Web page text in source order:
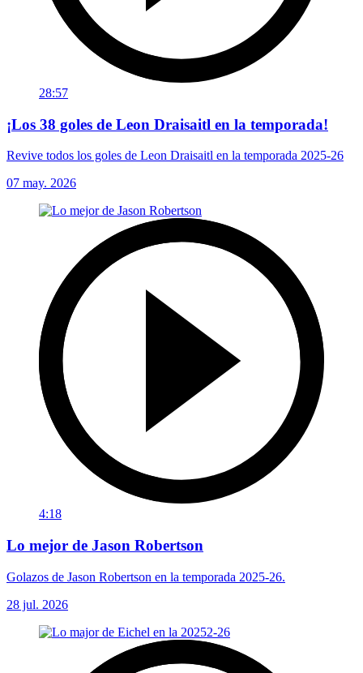
28:57
¡Los 38 goles de Leon Draisaitl en la temporada!
Revive todos los goles de Leon Draisaitl en la temporada 2025-26
07 may. 2026
4:18
Lo mejor de Jason Robertson
Golazos de Jason Robertson en la temporada 2025-26.
28 jul. 2026